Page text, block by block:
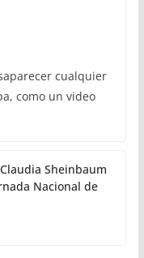
cualquier
como un video
Sheinbaum
Nacional de